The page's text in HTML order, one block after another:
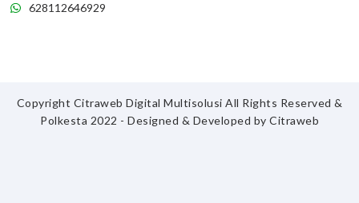
628112646929
Copyright Citraweb Digital Multisolusi All Rights Reserved &
Polkesta 2022 - Designed & Developed by Citraweb